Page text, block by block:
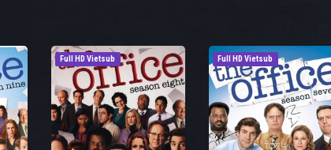
Full HD Vietsub Full HD Vietsub